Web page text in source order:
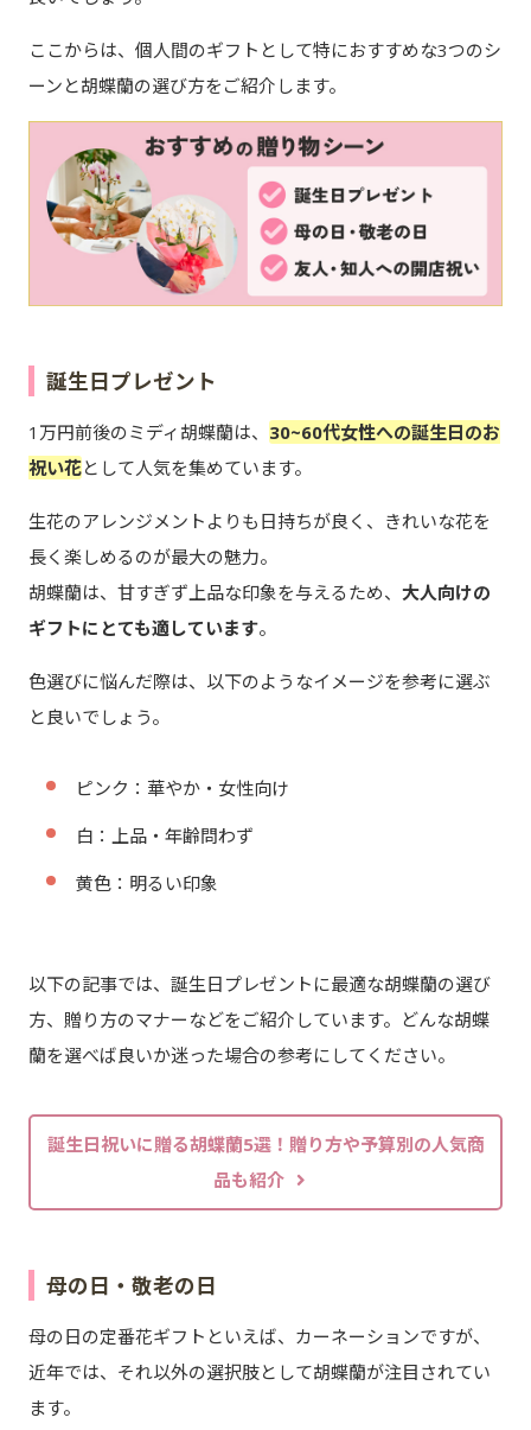
ここからは、個人間のギフトとして特におすすめな3つのシ
ーンと胡蝶蘭の選び方をご紹介します。
誕生日プレゼント
1万円前後のミディ胡蝶蘭は、 30~60代女性への誕生日のお
祝い花として人気を集めています。
生花のアレンジメントよりも日持ちが良く、きれいな花を
長く楽しめるのが最大の魅力。
胡蝶蘭は、甘すぎず上品な印象を与えるため、 大人向けの
ギフトにとても適しています。
色選びに悩んだ際は、以下のようなイメージを参考に選ぶ
と良いでしょう。
ピンク：華やか・女性向け
白：上品・年齢問わず
黄色：明るい印象
以下の記事では、誕生日プレゼントに最適な胡蝶蘭の選び
方、贈り方のマナーなどをご紹介しています。どんな胡蝶
蘭を選べば良いか迷った場合の参考にしてください。
誕生日祝いに贈る胡蝶蘭5選！贈り方や予算別の人気商
品も紹介
母の日・敬老の日
母の日の定番花ギフトといえば、カーネーションですが、
近年では、それ以外の選択肢として胡蝶蘭が注目されてい
ます。